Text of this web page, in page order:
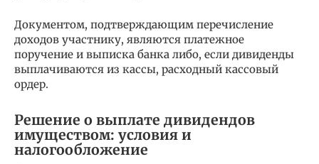
Документом, подтверждающим перечисление
доходов участнику, являются платежное
поручение и выписка банка либо, если дивиденды
выплачиваются из кассы, расходный кассовый
ордер.
Решение о выплате дивидендов
имуществом: условия и
налогообложение